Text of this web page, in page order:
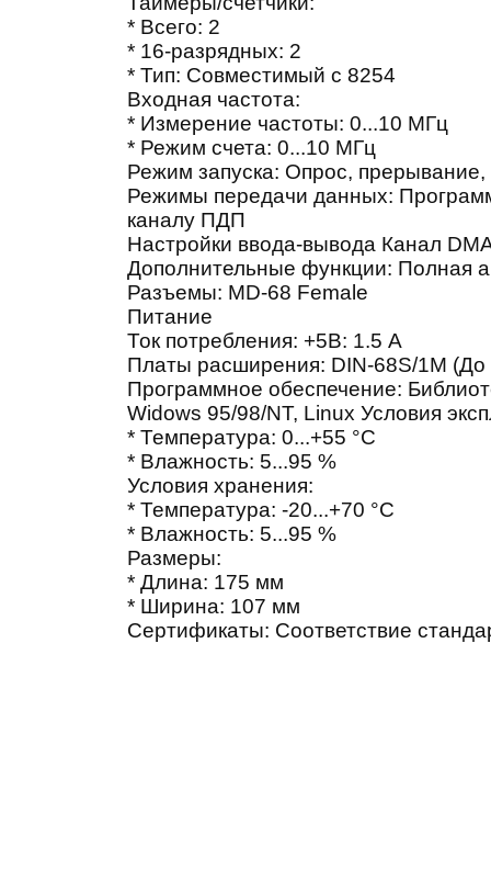
* Всего: 2
* 16-разрядных: 2
* Тип: Совместимый с 8254
Входная частота:
* Измерение частоты: 0...10 МГц
* Режим счета: 0...10 МГц
Режим запуска: Опрос,
Режимы передачи данных:
каналу ПДП
Настройки ввода-вывода Канал
Дополнительные функции: Полная
Разъемы: MD-68 Female
Питание
Ток потребления: +5В: 1.5 А
Платы расширения: DIN-68S/1M (До
Программное обеспечение:
Widows 95/98/NT, Linux Условия
* Температура: 0...+55 °С
* Влажность: 5...95 %
Условия хранения:
* Температура: -20...+70 °С
* Влажность: 5...95 %
Размеры:
* Длина: 175 мм
* Ширина: 107 мм
Сертификаты: Соответствие